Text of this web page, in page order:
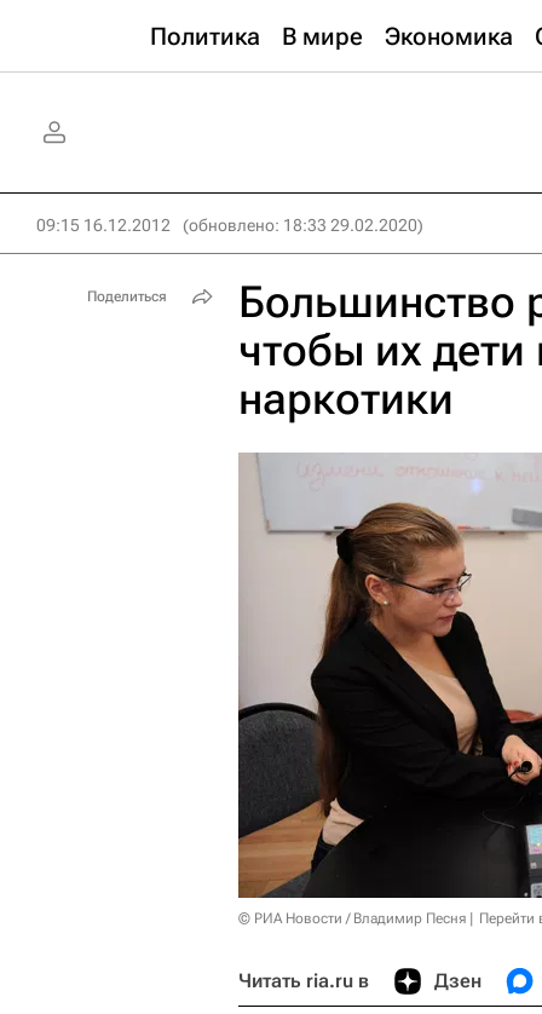
Политика В мире Экономика
09:15 16.12.2012 (обновлено: 18:33 29.02.2020)
Большинство
чтобы их
наркотики
© РИА Новости / Владимир Песня Перейти
Читать ria.ru в Дзен
Поделиться